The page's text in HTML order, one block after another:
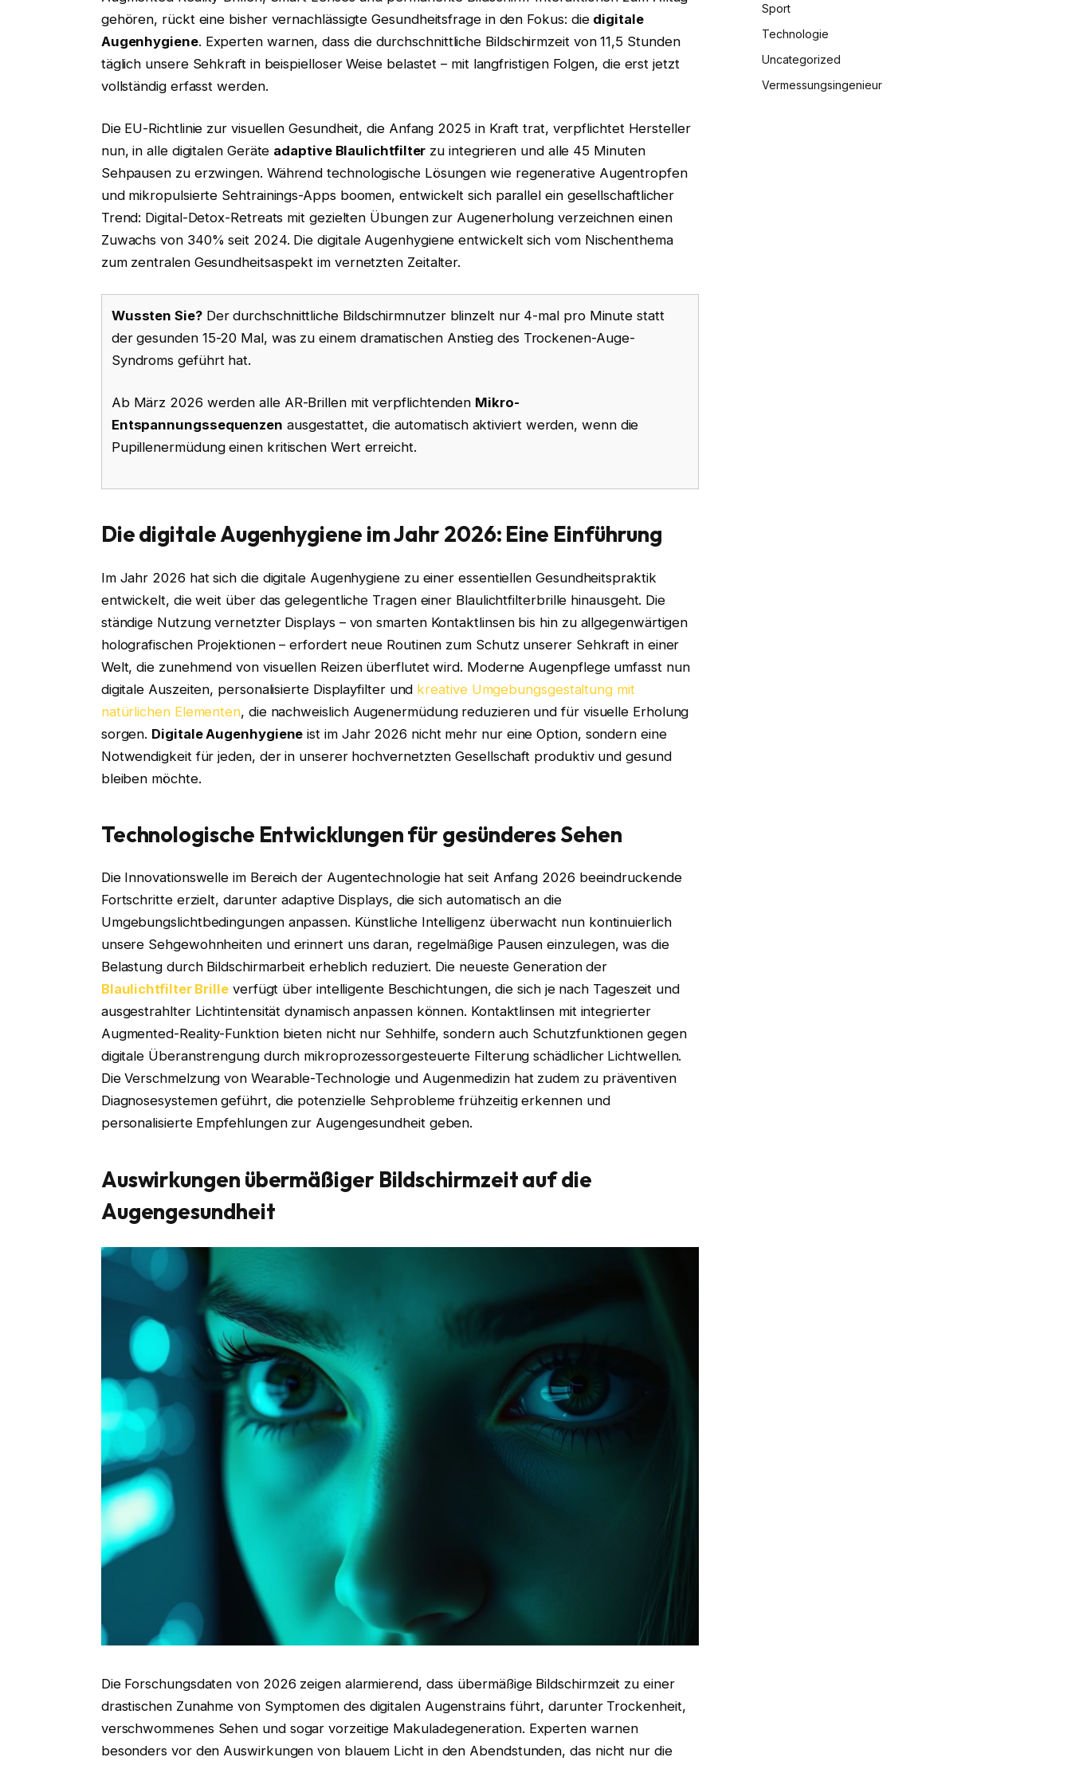
gehören, rückt eine bisher vernachlässigte Gesundheitsfrage in den Fokus: die digitale
Augenhygiene. Experten warnen, dass die durchschnittliche Bildschirmzeit von 11,5 Stunden
täglich unsere Sehkraft in beispielloser Weise belastet – mit langfristigen Folgen, die erst jetzt
vollständig erfasst werden.
Die EU-Richtlinie zur visuellen Gesundheit, die Anfang 2025 in Kraft trat, verpflichtet Hersteller
nun, in alle digitalen Geräte adaptive Blaulichtfilter zu integrieren und alle 45 Minuten
Sehpausen zu erzwingen. Während technologische Lösungen wie regenerative Augentropfen
und mikropulsierte Sehtrainings-Apps boomen, entwickelt sich parallel ein gesellschaftlicher
Trend: Digital-Detox-Retreats mit gezielten Übungen zur Augenerholung verzeichnen einen
Zuwachs von 340% seit 2024. Die digitale Augenhygiene entwickelt sich vom Nischenthema
zum zentralen Gesundheitsaspekt im vernetzten Zeitalter.
Wussten Sie?Der durchschnittliche Bildschirmnutzer blinzelt nur 4-mal pro Minute statt
der gesunden 15-20 Mal, was zu einem dramatischen Anstieg des Trockenen-Auge-
Syndroms geführt hat.
Ab März 2026 werden alle AR-Brillen mit verpflichtenden Mikro-
Entspannungssequenzen ausgestattet, die automatisch aktiviert werden, wenn die
Pupillenermüdung einen kritischen Wert erreicht.
Die digitale Augenhygiene im Jahr 2026: Eine Einführung
Im Jahr 2026 hat sich die digitale Augenhygiene zu einer essentiellen Gesundheitspraktik
entwickelt, die weit über das gelegentliche Tragen einer Blaulichtfilterbrille hinausgeht. Die
ständige Nutzung vernetzter Displays – von smarten Kontaktlinsen bis hin zu allgegenwärtigen
holografischen Projektionen – erfordert neue Routinen zum Schutz unserer Sehkraft in einer
Welt, die zunehmend von visuellen Reizen überflutet wird. Moderne Augenpflege umfasst nun
digitale Auszeiten, personalisierte Displayfilter und kreative Umgebungsgestaltung mit
natürlichen Elementen, die nachweislich Augenermüdung reduzieren und für visuelle Erholung
sorgen. Digitale Augenhygiene ist im Jahr 2026 nicht mehr nur eine Option, sondern eine
Notwendigkeit für jeden, der in unserer hochvernetzten Gesellschaft produktiv und gesund
bleiben möchte.
Technologische Entwicklungen für gesünderes Sehen
Die Innovationswelle im Bereich der Augentechnologie hat seit Anfang 2026 beeindruckende
Fortschritte erzielt, darunter adaptive Displays, die sich automatisch an die
Umgebungslichtbedingungen anpassen. Künstliche Intelligenz überwacht nun kontinuierlich
unsere Sehgewohnheiten und erinnert uns daran, regelmäßige Pausen einzulegen, was die
Belastung durch Bildschirmarbeit erheblich reduziert. Die neueste Generation der
Blaulichtfilter Brille verfügt über intelligente Beschichtungen, die sich je nach Tageszeit und
ausgestrahlter Lichtintensität dynamisch anpassen können. Kontaktlinsen mit integrierter
Augmented-Reality-Funktion bieten nicht nur Sehhilfe, sondern auch Schutzfunktionen gegen
digitale Überanstrengung durch mikroprozessorgesteuerte Filterung schädlicher Lichtwellen.
Die Verschmelzung von Wearable-Technologie und Augenmedizin hat zudem zu präventiven
Diagnosesystemen geführt, die potenzielle Sehprobleme frühzeitig erkennen und
personalisierte Empfehlungen zur Augengesundheit geben.
Auswirkungen übermäßiger Bildschirmzeit auf die
Augengesundheit
Die Forschungsdaten von 2026 zeigen alarmierend, dass übermäßige Bildschirmzeit zu einer
drastischen Zunahme von Symptomen des digitalen Augenstrains führt, darunter Trockenheit,
verschwommenes Sehen und sogar vorzeitige Makuladegeneration. Experten warnen
besonders vor den Auswirkungen von blauem Licht in den Abendstunden, das nicht nur die
Sport
Technologie
Uncategorized
Vermessungsingenieur